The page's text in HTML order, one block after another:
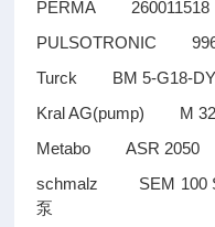
PERMA
PULSOTRONIC
Turck BM 5-G18-
Kral AG(pump) M
Metabo ASR
schmalz SEM 100
泵